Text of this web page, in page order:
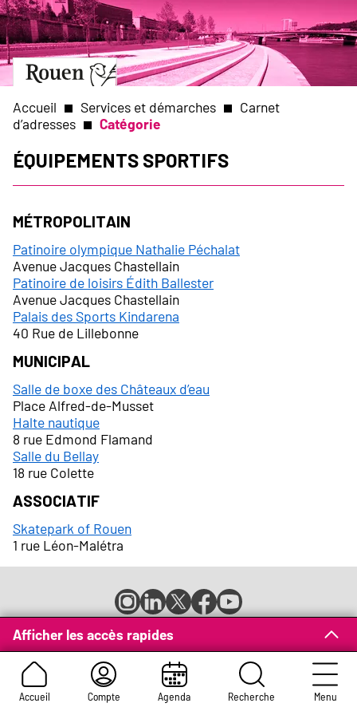
Aller
au
contenu
principal
Aller
à
page
d’accueil
Slide
1
of
1
Accueil Compte Agenda Recherche Menu
Fil
d'Ariane
Accueil Services et démarches
Carnet
d’adresses
Catégorie
Équipements sportifs
Afficher les accès rapides
Métropolitain
Patinoire olympique Nathalie Péchalat
Avenue Jacques Chastellain
Patinoire de loisirs Édith Ballester
Avenue Jacques Chastellain
Palais des Sports Kindarena
40 Rue de Lillebonne
Municipal
Salle de boxe des Châteaux d’eau
Place Alfred-de-Musset
Halte nautique
8 rue Edmond Flamand
Salle du Bellay
18 rue Colette
Associatif
Skatepark of Rouen
1 rue Léon-Malétra
Réseaux
sociaux
Compte
Instagram
de
la
ville
de
Rouen
Compte
LinkedIn
de
la
ville
Rouen
Compte
X
de
la
ville
de
Rouen
Page
Facebook
la
Rouen
Page
YouTube
la
Rouen
Liens
Mentions légales CGU
Newsletters
Emplois et stages
Charte graphique
Marchés publics
Accessibilité : partiellement conforme
Appels publics à concurrence
Arborescence du site